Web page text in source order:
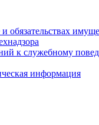
обязательствах
к служебному
информация